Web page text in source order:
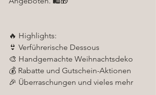
🔥 Highlights:
👙 Verführerische Dessous
🎨 Handgemachte Weihnachtsdeko
💰 Rabatte und Gutschein-Aktionen
🎉 Überraschungen und vieles mehr